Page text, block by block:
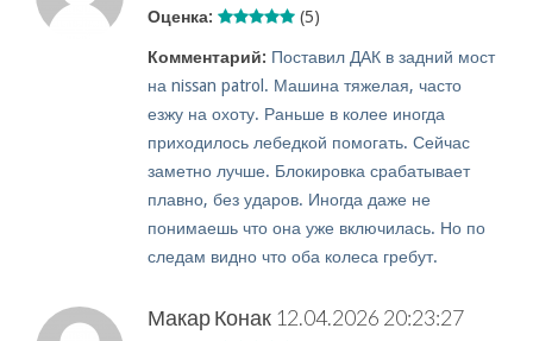
Оценка: (5)
Комментарий: Поставил ДАК в задний мост
на nissan patrol. Машина тяжелая, часто
езжу на охоту. Раньше в колее иногда
приходилось лебедкой помогать. Сейчас
заметно лучше. Блокировка срабатывает
плавно, без ударов. Иногда даже не
понимаешь что она уже включилась. Но по
следам видно что оба колеса гребут.
Макар Конак 12.04.2026 20:23:27